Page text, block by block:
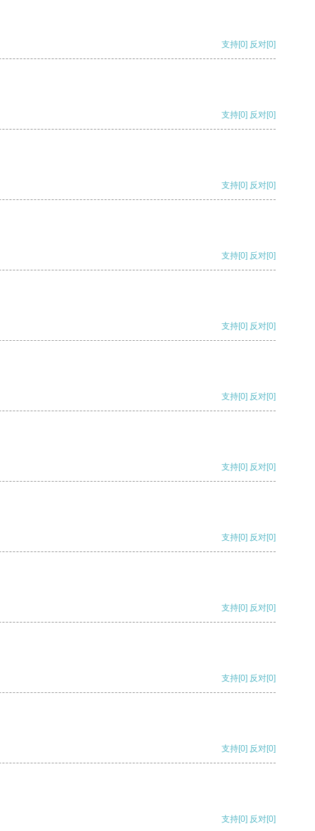
支持[0] 反对[0]
支持[0] 反对[0]
支持[0] 反对[0]
支持[0] 反对[0]
支持[0] 反对[0]
支持[0] 反对[0]
支持[0] 反对[0]
支持[0] 反对[0]
支持[0] 反对[0]
支持[0] 反对[0]
支持[0] 反对[0]
支持[0] 反对[0]